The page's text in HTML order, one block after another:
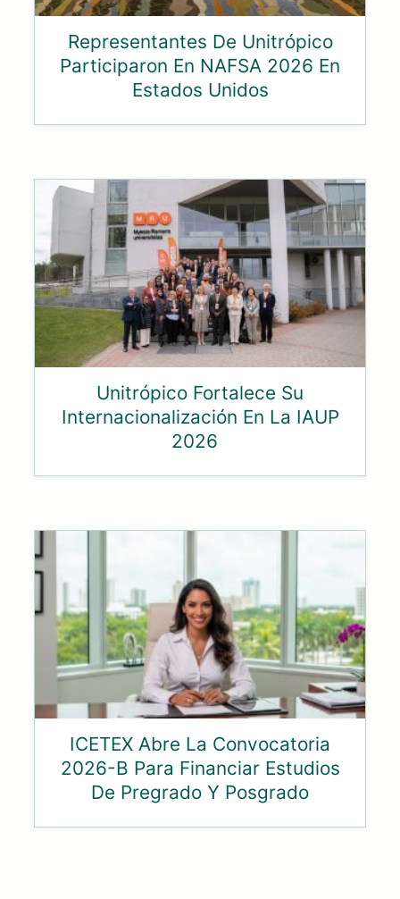
Representantes De Unitrópico
Participaron En NAFSA 2026 En
Estados Unidos
Unitrópico Fortalece Su
Internacionalización En La IAUP
2026
ICETEX Abre La Convocatoria
2026-B Para Financiar Estudios
De Pregrado Y Posgrado